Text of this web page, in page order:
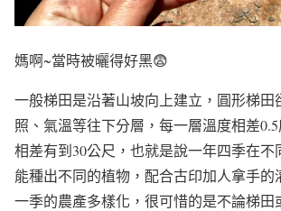
媽啊~當時被曬得好黑😨
一般梯田是沿著山坡向上建立，圓形梯田
照、氣溫等往下分層，每一層溫度相差
相差有到30公尺， 也就是說一年四季在不
能種出不同的植物，配合古印加人拿手的
一季的農產多樣化，很可惜的是不論梯田